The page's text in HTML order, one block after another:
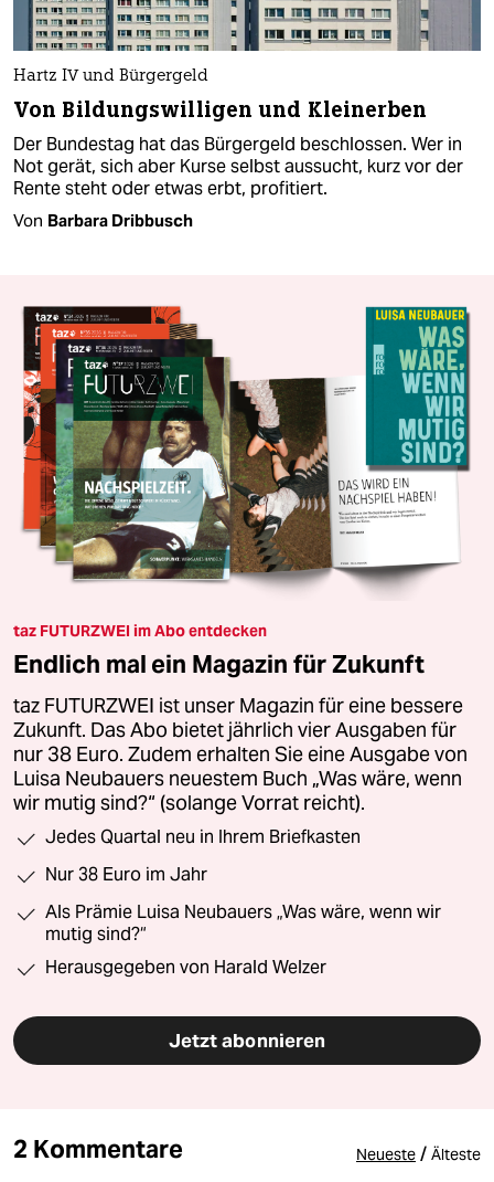
Hartz IV und Bürgergeld
Von Bildungswilligen und Kleinerben
Der Bundestag hat das Bürgergeld beschlossen. Wer in
Not gerät, sich aber Kurse selbst aussucht, kurz vor der
Rente steht oder etwas erbt, profitiert.
Von Barbara Dribbusch
taz FUTURZWEI im Abo entdecken
Endlich mal ein Magazin für Zukunft
taz FUTURZWEI ist unser Magazin für eine bessere
Zukunft. Das Abo bietet jährlich vier Ausgaben für
nur 38 Euro. Zudem erhalten Sie eine Ausgabe von
Luisa Neubauers neuestem Buch „Was wäre, wenn
wir mutig sind?“ (solange Vorrat reicht).
Jedes Quartal neu in Ihrem Briefkasten
Nur 38 Euro im Jahr
Als Prämie Luisa Neubauers „Was wäre, wenn wir
mutig sind?“
Herausgegeben von Harald Welzer
Jetzt abonnieren
2 Kommentare Neueste / Älteste